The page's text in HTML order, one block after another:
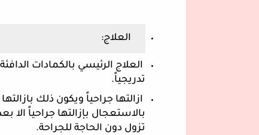
العلاج:
تدريجياً.
تزول دون الحاجة للجراحة.